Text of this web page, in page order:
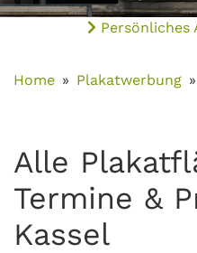
Persönliches
Home Plakatwerbung
Alle
Termine &
Kassel